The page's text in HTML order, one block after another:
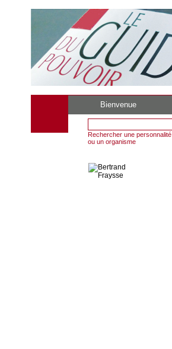
Bienvenue
Rechercher une personnalité
ou un organisme